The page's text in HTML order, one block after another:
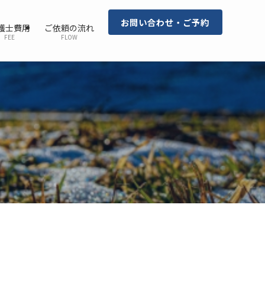
士費用
FEE
ご依頼の流れ
FLOW
お問い合わせ・ご予約